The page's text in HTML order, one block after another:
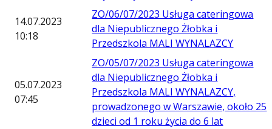
14.07.2023
10:18
ZO/06/07/2023 Usługa cateringowa
dla Niepublicznego Żłobka i
Przedszkola MALI WYNALAZCY
05.07.2023
07:45
ZO/05/07/2023 Usługa cateringowa
dla Niepublicznego Żłobka i
Przedszkola MALI WYNALAZCY,
prowadzonego w Warszawie, około 25
dzieci od 1 roku życia do 6 lat